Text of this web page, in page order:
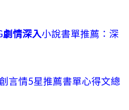
劇情深入小說書單推薦：深
言情5星推薦書單心得文總